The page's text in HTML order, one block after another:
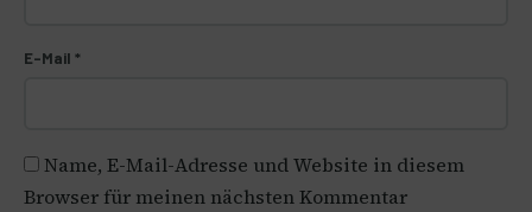
E-Mail *
Name, E-Mail-Adresse und Website in diesem
Browser für meinen nächsten Kommentar